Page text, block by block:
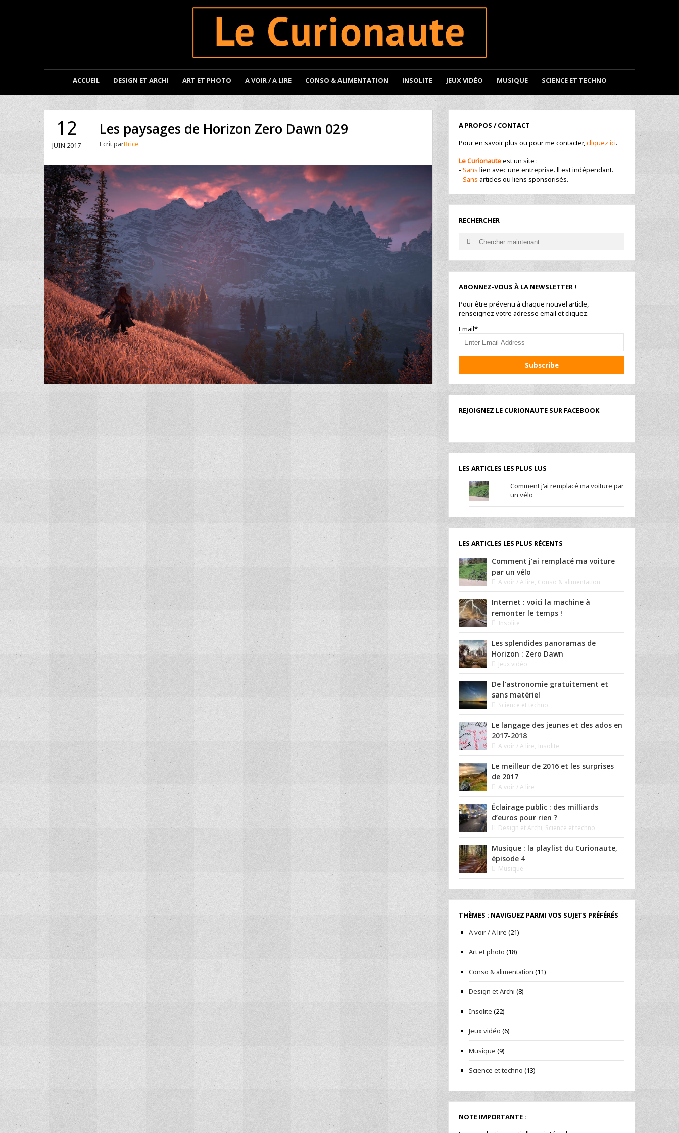
ACCUEIL DESIGN ET ARCHI ART ET PHOTO A VOIR / A LIRE CONSO & ALIMENTATION INSOLITE JEUX VIDÉO MUSIQUE SCIENCE ET TECHNO
12
JUIN 2017
Les paysages de Horizon Zero Dawn 029
Ecrit parBrice
A PROPOS / CONTACT
Pour en savoir plus ou pour me contacter,cliquez ici.
Le Curionauteest un site :
-Sans lien avec une entreprise. ll est indépendant.
-Sans articles ou liens sponsorisés.
RECHERCHER
Search
for:
Search
ABONNEZ-VOUS À LA NEWSLETTER !
Pour être prévenu à chaque nouvel article,
renseignez votre adresse email et cliquez.
Email*
REJOIGNEZ LE CURIONAUTE SUR FACEBOOK
LES ARTICLES LES PLUS LUS
Comment j'ai remplacé ma voiture par
un vélo
LES ARTICLES LES PLUS RÉCENTS
Comment j’ai remplacé ma voiture
par un vélo
A voir / A lire, Conso & alimentation
Internet : voici la machine à
remonter le temps !
Insolite
Les splendides panoramas de
Horizon : Zero Dawn
Jeux vidéo
De l’astronomie gratuitement et
sans matériel
Science et techno
Le langage des jeunes et des ados en
2017-2018
A voir / A lire, Insolite
Le meilleur de 2016 et les surprises
de 2017
A voir / A lire
Éclairage public : des milliards
d’euros pour rien ?
Design et Archi, Science et techno
Musique : la playlist du Curionaute,
épisode 4
Musique
THÈMES : NAVIGUEZ PARMI VOS SUJETS PRÉFÉRÉS
A voir / A lire (21)
Art et photo (18)
Conso & alimentation (11)
Design et Archi (8)
Insolite (22)
Jeux vidéo (6)
Musique (9)
Science et techno (13)
NOTE IMPORTANTE :